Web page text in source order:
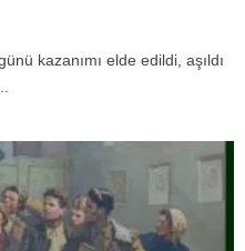
kazanımı elde edildi, aşıldı